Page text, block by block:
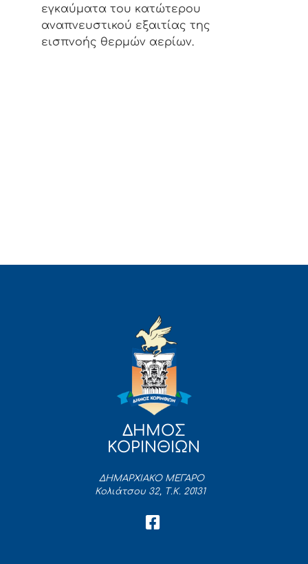
εγκαύματα του κατώτερου
αναπνευστικού εξαιτίας της
εισπνοής θερμών αερίων.
ΔΗΜΟΣ
ΚΟΡΙΝΘΙΩΝ
ΔΗΜΑΡΧΙΑΚΟ ΜΕΓΑΡΟ
Κολιάτσου 32, Τ.Κ. 20131